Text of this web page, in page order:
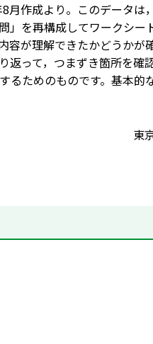
作成より。このデータは
」を再構成してワークシー
容が理解できたかどうかが
って，つまずき箇所を確
るためのものです。基本的
東